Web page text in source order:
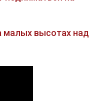
малых высотах над